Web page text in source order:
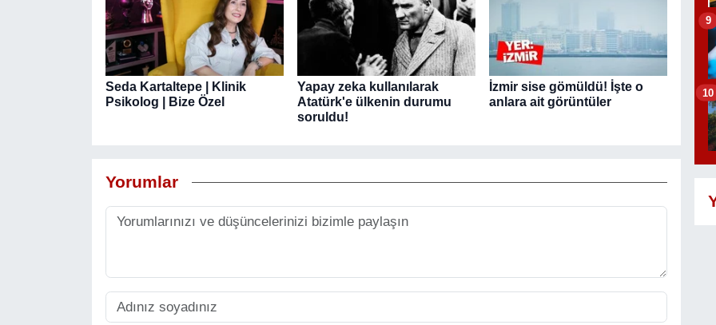
Seda Kartaltepe | Klinik
Psikolog | Bize Özel
Yapay zeka kullanılarak
Atatürk'e ülkenin durumu
soruldu!
İzmir sise gömüldü! İşte o
anlara ait görüntüler
Yorumlar
9
10